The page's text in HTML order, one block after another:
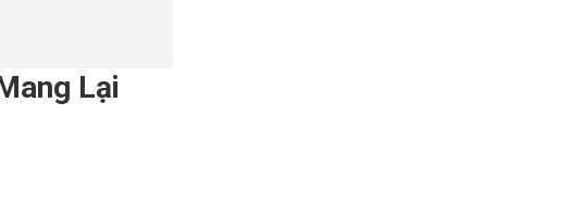
Lại